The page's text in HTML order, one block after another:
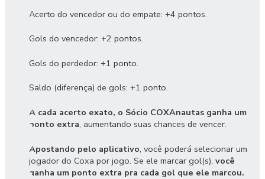
Acerto do vencedor ou do empate: +4 pontos.
Gols do vencedor: +2 pontos.
Gols do perdedor: +1 ponto.
Saldo (diferença) de gols: +1 ponto.
A cada acerto exato, o Sócio COXAnautas ganha um
ponto extra, aumentando suas chances de vencer.
Apostando pelo aplicativo, você poderá selecionar um
jogador do Coxa por jogo. Se ele marcar gol(s), você
ganha um ponto extra pra cada gol que ele marcou.